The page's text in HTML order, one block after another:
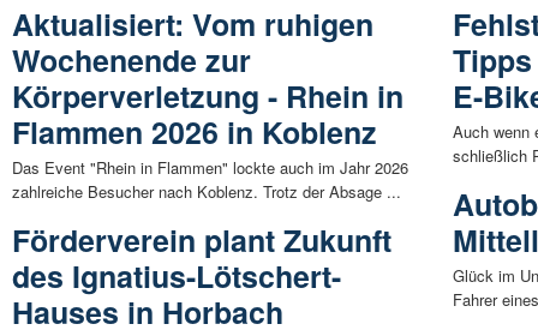
Aktualisiert: Vom ruhigen
Wochenende zur
Körperverletzung - Rhein in
Flammen 2026 in Koblenz
Das Event "Rhein in Flammen" lockte auch im Jahr 2026
zahlreiche Besucher nach Koblenz. Trotz der Absage ...
Förderverein plant Zukunft
des Ignatius-Lötschert-
Hauses in Horbach
E-
Auch wenn
schließlich
Glück im
Fahrer